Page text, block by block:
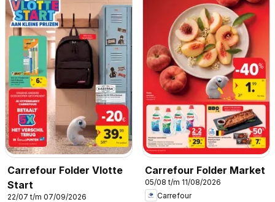
Carrefour Folder Vlotte
Start
22/07 t/m 07/09/2026
Carrefour Folder Market
05/08 t/m 11/08/2026
Carrefour